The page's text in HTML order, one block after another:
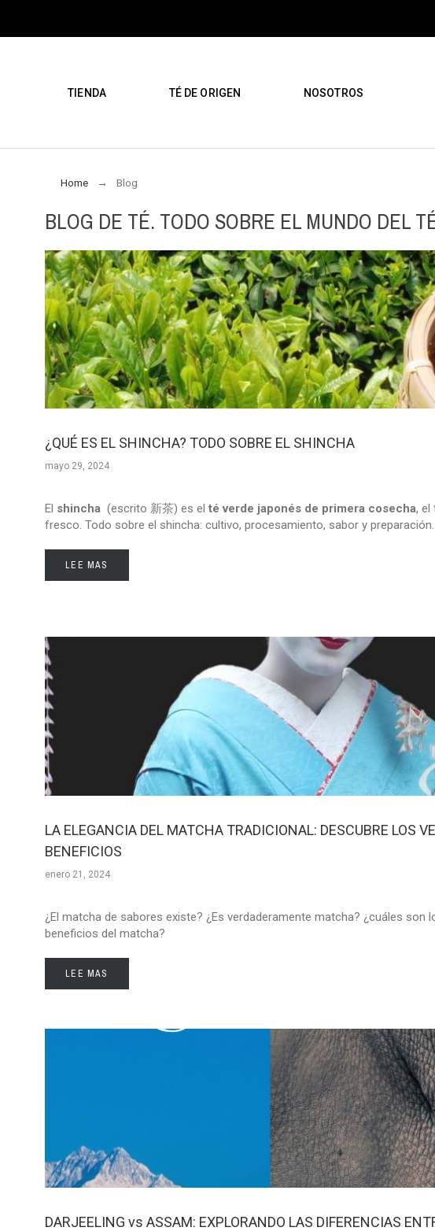
TIENDA TÉ DE ORIGEN NOSOTROS
Home Blog
BLOG DE TÉ. TODO SOBRE EL MUNDO DEL
¿QUÉ ES EL SHINCHA? TODO SOBRE EL SHINCHA
mayo 29, 2024
El shincha (escrito 新茶) es elté verde japonés de primera cosecha, el
fresco. Todo sobre el shincha: cultivo, procesamiento, sabor y preparación.
LEE MAS
LA ELEGANCIA DEL MATCHA TRADICIONAL: DESCUBRE LOS
BENEFICIOS
enero 21, 2024
¿El matcha de sabores existe? ¿Es verdaderamente matcha? ¿cuáles son
beneficios del matcha?
LEE MAS
DARJEELING vs ASSAM: EXPLORANDO LAS DIFERENCIAS